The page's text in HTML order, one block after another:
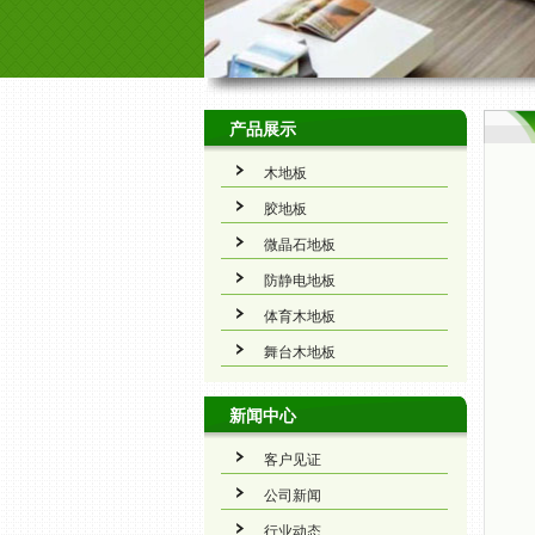
产品展示
木地板
胶地板
微晶石地板
防静电地板
体育木地板
舞台木地板
新闻中心
客户见证
公司新闻
行业动态